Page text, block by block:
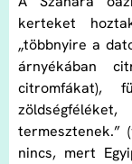
kerteket
„többnyire a
árnyékában
citromfákat),
termesztenek.”
nincs, mert